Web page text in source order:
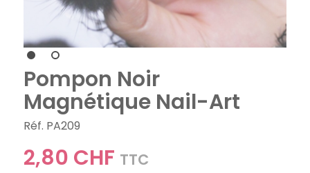
Pompon Noir
Magnétique Nail-Art
Réf. PA209
2,80 CHF TTC